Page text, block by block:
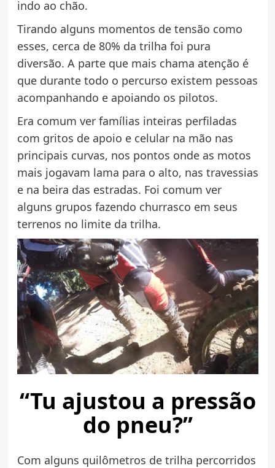
indo ao chão.
Tirando alguns momentos de tensão como
esses, cerca de 80% da trilha foi pura
diversão. A parte que mais chama atenção é
que durante todo o percurso existem pessoas
acompanhando e apoiando os pilotos.
Era comum ver famílias inteiras perfiladas
com gritos de apoio e celular na mão nas
principais curvas, nos pontos onde as motos
mais jogavam lama para o alto, nas travessias
e na beira das estradas. Foi comum ver
alguns grupos fazendo churrasco em seus
terrenos no limite da trilha.
“Tu ajustou a pressão
do pneu?”
Com alguns quilômetros de trilha percorridos